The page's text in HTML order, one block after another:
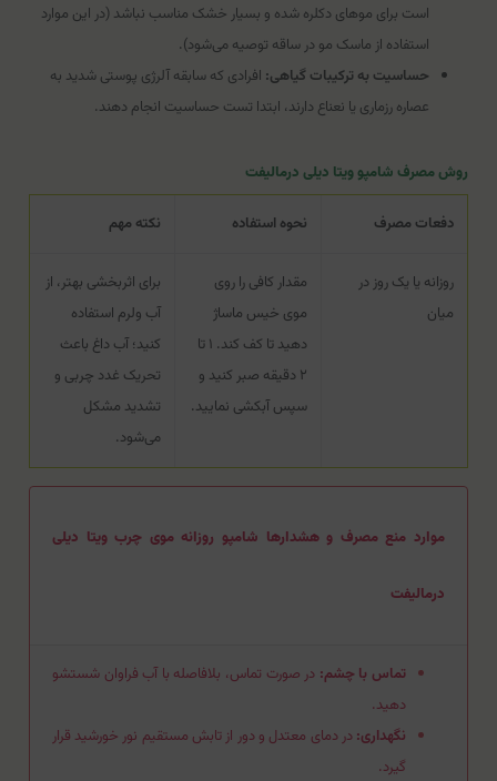
است برای موهای دکلره شده و بسیار خشک مناسب نباشد (در این موارد
استفاده از ماسک مو در ساقه توصیه می‌شود).
حساسیت به ترکیبات گیاهی: افرادی که سابقه آلرژی پوستی شدید به
عصاره رزماری یا نعناع دارند، ابتدا تست حساسیت انجام دهند.
روش مصرف شامپو ویتا دیلی درمالیفت
دفعات مصرف نحوه استفاده نکته مهم
روزانه یا یک روز در
میان
مقدار کافی را روی
موی خیس ماساژ
دهید تا کف کند. ۱ تا
۲ دقیقه صبر کنید و
سپس آبکشی نمایید.
برای اثربخشی بهتر، از
آب ولرم استفاده
کنید؛ آب داغ باعث
تحریک غدد چربی و
تشدید مشکل
می‌شود.
موارد منع مصرف و هشدارها شامپو روزانه موی چرب ویتا دیلی
درمالیفت
تماس با چشم: در صورت تماس، بلافاصله با آب فراوان شستشو
دهید.
نگهداری:در دمای معتدل و دور از تابش مستقیم نور خورشید قرار
گیرد.